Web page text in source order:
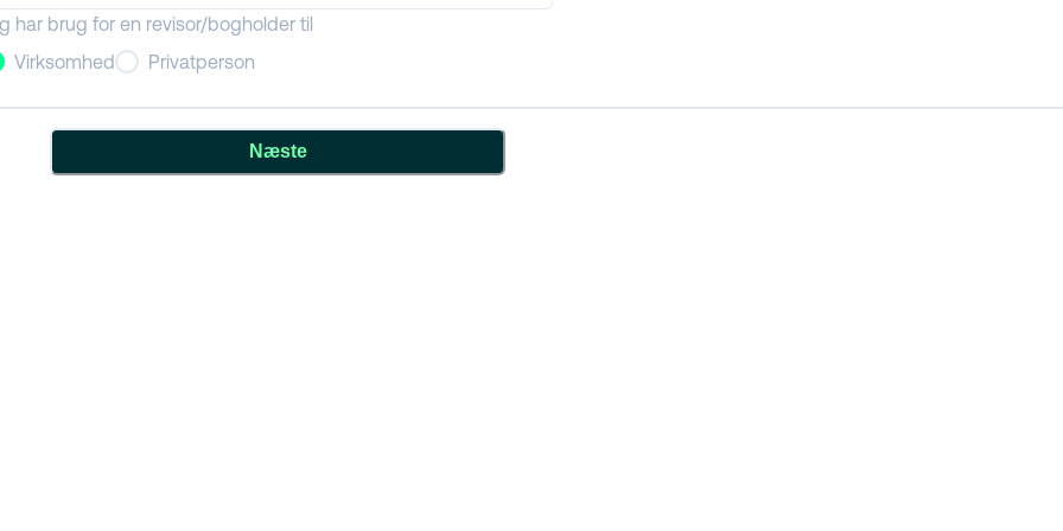
har brug for en revisor/bogholder til
Virksomhed
Privatperson
Næste